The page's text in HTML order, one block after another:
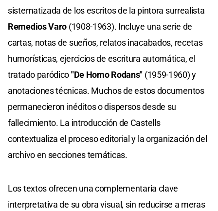
sistematizada de los escritos de la pintora surrealista
Remedios Varo (1908-1963). Incluye una serie de
cartas, notas de sueños, relatos inacabados, recetas
humorísticas, ejercicios de escritura automática, el
tratado paródico"De Homo Rodans" (1959-1960) y
anotaciones técnicas. Muchos de estos documentos
permanecieron inéditos o dispersos desde su
fallecimiento. La introducción de Castells
contextualiza el proceso editorial y la organización del
archivo en secciones temáticas.
Los textos ofrecen una complementaria clave
interpretativa de su obra visual, sin reducirse a meras